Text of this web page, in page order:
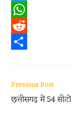
a
c
e
o
k
T
w
e
r
W
h
s
A
R
d
i
a
r
Read
more
articles
Previous Post
छत्तीसगढ़ में 54